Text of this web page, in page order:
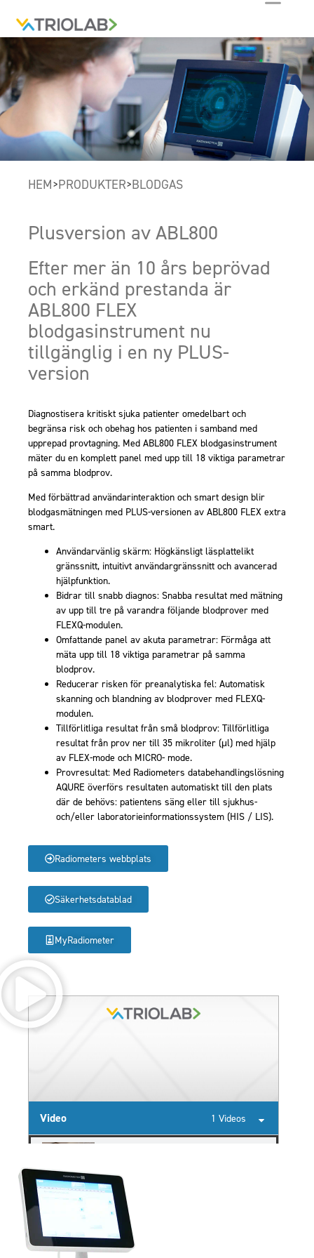
HEM>PRODUKTER>BLODGAS
Plusversion av ABL800
Efter mer än 10 års beprövad
och erkänd prestanda är
ABL800 FLEX
blodgasinstrument nu
tillgänglig i en ny PLUS-
version
Diagnostisera kritiskt sjuka patienter omedelbart och
begränsa risk och obehag hos patienten i samband med
upprepad provtagning. Med ABL800 FLEX blodgasinstrument
mäter du en komplett panel med upp till 18 viktiga parametrar
på samma blodprov.
Med förbättrad användarinteraktion och smart design blir
blodgasmätningen med PLUS-versionen av ABL800 FLEX extra
smart.
Användarvänlig skärm: Högkänsligt läsplattelikt
gränssnitt, intuitivt användargränssnitt och avancerad
hjälpfunktion.
Bidrar till snabb diagnos: Snabba resultat med mätning
av upp till tre på varandra följande blodprover med
FLEXQ-modulen.
Omfattande panel av akuta parametrar: Förmåga att
mäta upp till 18 viktiga parametrar på samma
blodprov.
Reducerar risken för preanalytiska fel: Automatisk
skanning och blandning av blodprover med FLEXQ-
modulen.
Tillförlitliga resultat från små blodprov: Tillförlitliga
resultat från prov ner till 35 mikroliter (μl) med hjälp
av FLEX-mode och MICRO- mode.
Provresultat: Med Radiometers databehandlingslösning
AQURE överförs resultaten automatiskt till den plats
där de behövs: patientens säng eller till sjukhus-
och/eller laboratorieinformationssystem (HIS / LIS).
Radiometers webbplats
Säkerhetsdatablad
MyRadiometer
Video 1 Videos